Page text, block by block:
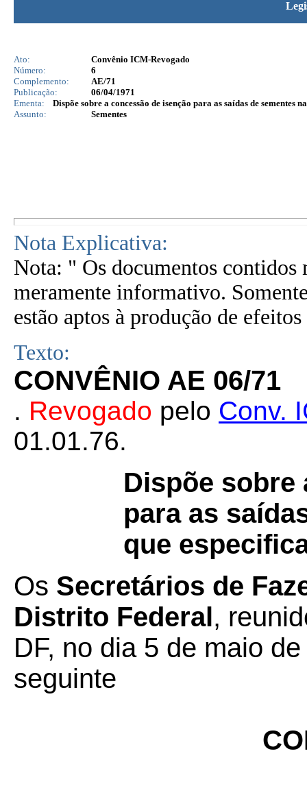
Ato:
Convênio ICM-Revogado
Número:
6
Complemento:
AE/71
Publicação:
06/04/1971
Ementa:
Dispõe sobre a concessão de isenção para as saídas de sementes
Assunto:
Sementes
Nota Explicativa:
Nota: " Os documentos contidos
meramente informativo.
estão aptos à produção de
Texto:
CONVÊNIO AE 06/71
. Revogado pelo Conv.
01.01.76.
Dispõe sobre
para as
que
Os Secretários de
Distrito Federal,
DF, no dia 5 de maio
seguinte